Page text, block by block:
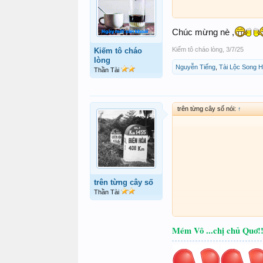
Kiếm tô cháo
lòng
Thần Tài
Chúc mừng nè ,
Kiếm tô cháo lòng 3/7/25
Nguyễn Tiếng Tài Lộc Song
trên từng cây số
Thần Tài
trên từng cây số nói: ↑
Mém Vô ...chị chủ